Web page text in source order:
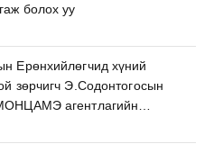
болох уу
Ерөнхийлөгчид хүний
зөрчигч Э.Содонтогосын
агентлагийн
бичиг барьжээ